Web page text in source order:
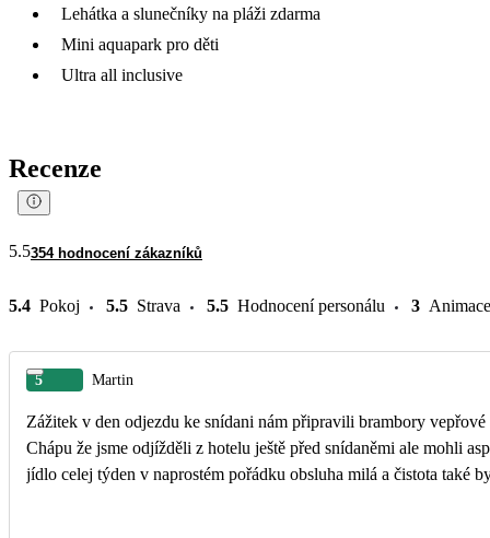
Lehátka a slunečníky na pláži zdarma
Mini aquapark pro děti
Ultra all inclusive
Recenze
5.5354 hodnocení zákazníků
5.4 Pokoj 5.5 Strava 5.5 Hodnocení personálu 3 Animace
5 Martin
Zážitek v den odjezdu ke snídani nám připravili brambory
Chápu že jsme odjížděli z hotelu ještě před snídaněmi ale mohli aspoň nám připravit pečivo a nějaký sýr či salám... Takže s lidmi s ČR jsme se najedli až na letišti...... Jinak
jídlo celej týden v naprostém pořádku obsluha milá a čistota také